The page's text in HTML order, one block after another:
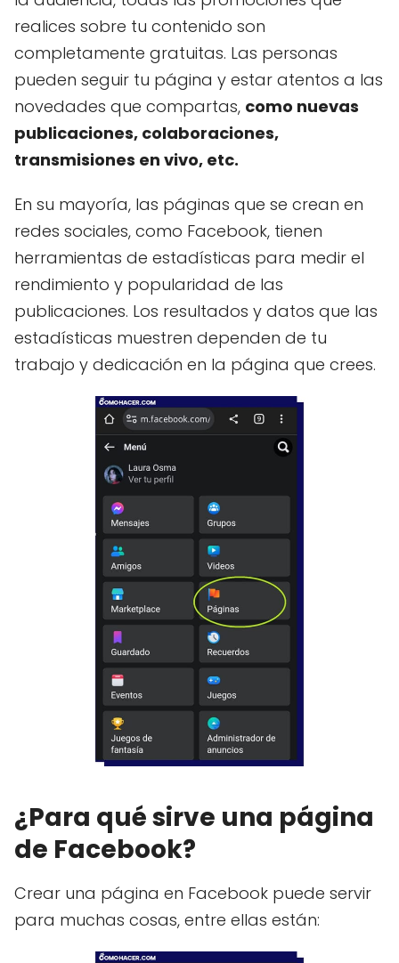
realices sobre tu contenido son
completamente gratuitas. Las personas
pueden seguir tu página y estar atentos a las
novedades que compartas, como nuevas
publicaciones, colaboraciones,
transmisiones en vivo, etc.
En su mayoría, las páginas que se crean en
redes sociales, como Facebook, tienen
herramientas de estadísticas para medir el
rendimiento y popularidad de las
publicaciones. Los resultados y datos que las
estadísticas muestren dependen de tu
trabajo y dedicación en la página que crees.
¿Para qué sirve una página
de Facebook?
Crear una página en Facebook puede servir
para muchas cosas, entre ellas están: